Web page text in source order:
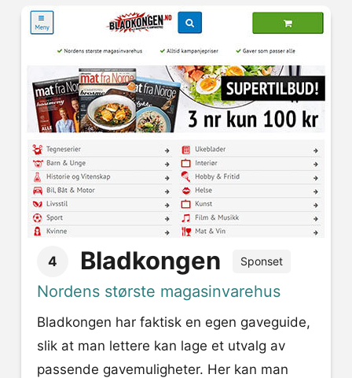
4 Bladkongen Sponset
Nordens største magasinvarehus
Bladkongen har faktisk en egen gaveguide,
slik at man lettere kan lage et utvalg av
passende gavemuligheter. Her kan man